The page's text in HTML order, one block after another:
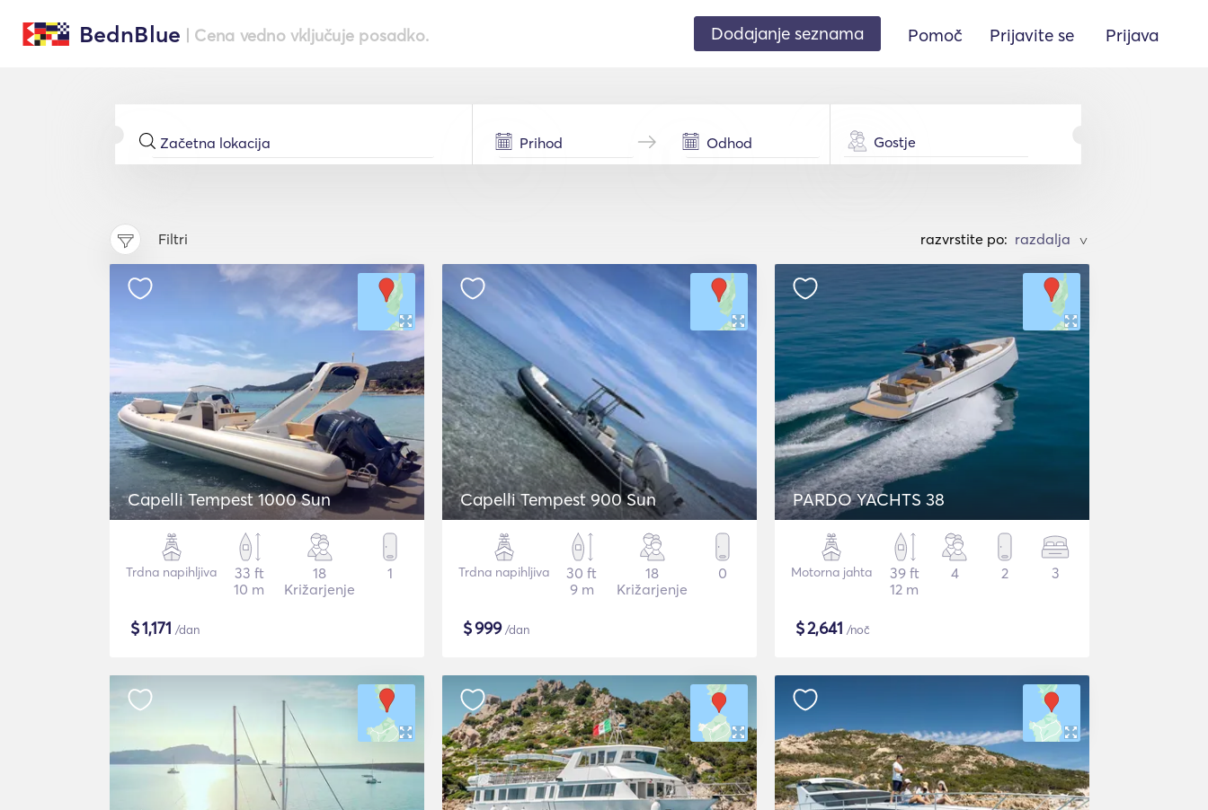
BednBlue | Cena vedno vključuje posadko. Dodajanje seznama Pomoč Prijavite se Prijava
Gostje
Filtri razvrstite po: >
Capelli Tempest 1000 Sun
Trdna napihljiva
33 ft
10 m
18
Križarjenje
1
$1,171 /dan
Capelli Tempest 900 Sun
Trdna napihljiva
30 ft
9 m
18
Križarjenje
0
$999/dan
PARDO YACHTS 38
Motorna jahta
39 ft
12 m
4 2 3
$2,641 /noč